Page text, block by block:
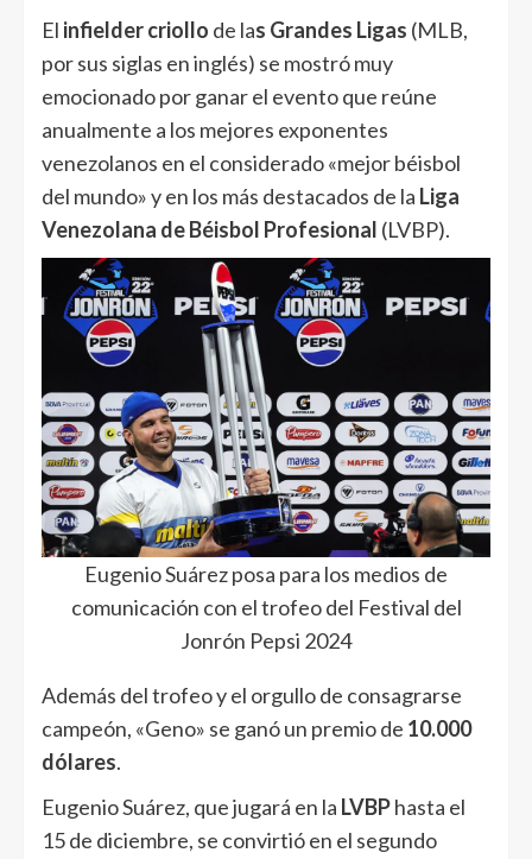
El infielder criollo de las Grandes Ligas (MLB,
por sus siglas en inglés) se mostró muy
emocionado por ganar el evento que reúne
anualmente a los mejores exponentes
venezolanos en el considerado «mejor béisbol
del mundo» y en los más destacados de la Liga
Venezolana de Béisbol Profesional (LVBP).
Eugenio Suárez posa para los medios de
comunicación con el trofeo del Festival del
Jonrón Pepsi 2024
Además del trofeo y el orgullo de consagrarse
campeón, «Geno» se ganó un premio de 10.000
dólares.
Eugenio Suárez, que jugará en la LVBPhasta el
15 de diciembre, se convirtió en el segundo